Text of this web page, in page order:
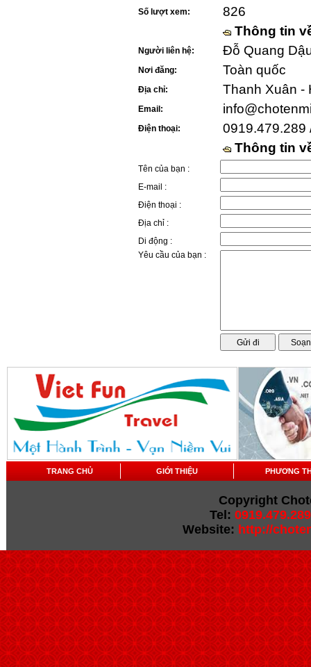
Số lượt xem:
826
Thông tin
Người liên hệ: Đỗ Quang
Nơi đăng: Toàn quốc
Địa chỉ: Thanh Xuân -
Email:
Điện thoại:
0919.479.289
Thông tin
Tên của bạn :
E-mail :
Điện thoại :
Địa chỉ :
Di động :
Yêu cầu của bạn :
TRANG CHỦ GIỚI THIỆU PHƯƠNG
Copyright
Tel: 0919.479.289
Website: http://